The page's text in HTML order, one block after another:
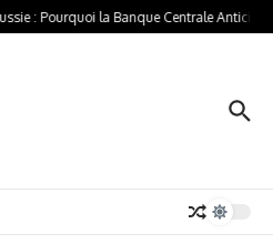
: Pourquoi la Banque Centrale Anticipe